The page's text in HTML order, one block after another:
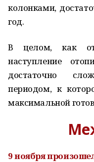
колонками,
год.
В целом, как
наступление
достаточно
периодом, к
максимальной
9ноября